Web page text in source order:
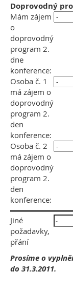
Doprovodný
Mám zájem
o
doprovodný
program 2.
dne
konference:
Osoba č. 1
má zájem o
doprovodný
program 2.
den
konference:
Osoba č. 2
má zájem o
doprovodný
program 2.
den
konference:
Jiné
požadavky,
přání
Prosíme o
do 31.3.2011.